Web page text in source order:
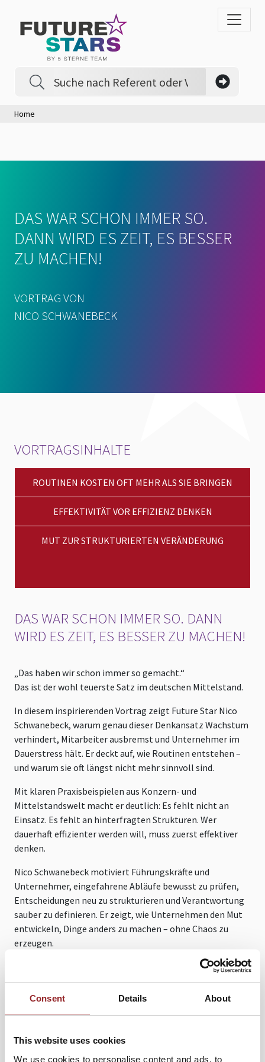
Consent Details About
This website uses cookies
We use cookies to personalise content and ads, to
Home
DAS WAR SCHON IMMER SO.
DANN WIRD ES ZEIT, ES BESSER
ZU MACHEN!
VORTRAG VON
NICO SCHWANEBECK
VORTRAGSINHALTE
ROUTINEN KOSTEN OFT MEHR ALS SIE BRINGEN
EFFEKTIVITÄT VOR EFFIZIENZ DENKEN
MUT ZUR STRUKTURIERTEN VERÄNDERUNG
DAS WAR SCHON IMMER SO. DANN
WIRD ES ZEIT, ES BESSER ZU MACHEN!
„Das haben wir schon immer so gemacht.“
Das ist der wohl teuerste Satz im deutschen Mittelstand.
In diesem inspirierenden Vortrag zeigt Future Star Nico
Schwanebeck, warum genau dieser Denkansatz Wachstum
verhindert, Mitarbeiter ausbremst und Unternehmer im
Dauerstress hält. Er deckt auf, wie Routinen entstehen –
und warum sie oft längst nicht mehr sinnvoll sind.
Mit klaren Praxisbeispielen aus Konzern- und
Mittelstandswelt macht er deutlich: Es fehlt nicht an
Einsatz. Es fehlt an hinterfragten Strukturen. Wer
dauerhaft effizienter werden will, muss zuerst effektiver
denken.
Nico Schwanebeck motiviert Führungskräfte und
Unternehmer, eingefahrene Abläufe bewusst zu prüfen,
Entscheidungen neu zu strukturieren und Verantwortung
sauber zu definieren. Er zeigt, wie Unternehmen den Mut
entwickeln, Dinge anders zu machen – ohne Chaos zu
erzeugen.
Sein Ansatz ist direkt, praxisnah und sofort umsetzbar.
Statt theoretischer Konzepte liefert er klare
Handlungsimpulse, mit denen Unternehmen sofort
mehr Eigenverantwortung – und ein Unternehmer, der